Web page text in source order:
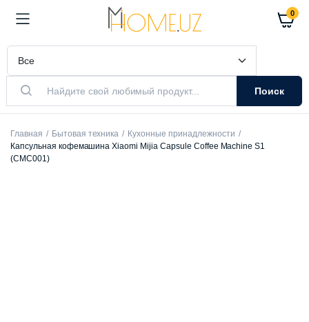
0
Поиск
Главная Бытовая техника
Кухонные принадлежности
Капсульная кофемашина Xiaomi Mijia Capsule Coffee Machine S1
(CMC001)